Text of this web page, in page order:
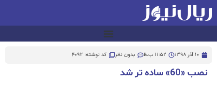
10 آذر 1398 11:52 ب.ظ بدون نظر کد نوشته: 4092
نصب «60» ساده تر شد